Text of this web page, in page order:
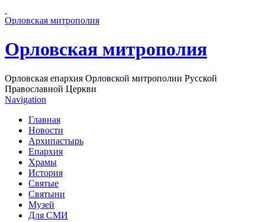
Орловская митрополия
Орловская митрополия
Орловская епархия Орловской митрополии Русской
Православной Церкви
Navigation
Главная
Новости
Архипастырь
Епархия
Храмы
История
Святые
Святыни
Музей
Для СМИ